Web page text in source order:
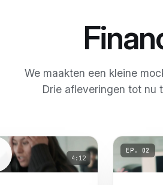
We maakten een kleine
Drie afleveringen tot nu
4:12
EP. 02